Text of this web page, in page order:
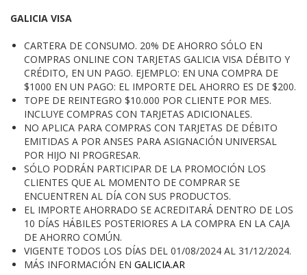
GALICIA VISA
CARTERA DE CONSUMO. 20% DE AHORRO SÓLO EN
COMPRAS ONLINE CON TARJETAS GALICIA VISA DÉBITO Y
CRÉDITO, EN UN PAGO. EJEMPLO: EN UNA COMPRA DE
$1000 EN UN PAGO: EL IMPORTE DEL AHORRO ES DE $200.
TOPE DE REINTEGRO $10.000 POR CLIENTE POR MES.
INCLUYE COMPRAS CON TARJETAS ADICIONALES.
NO APLICA PARA COMPRAS CON TARJETAS DE DÉBITO
EMITIDAS A POR ANSES PARA ASIGNACIÓN UNIVERSAL
POR HIJO NI PROGRESAR.
SÓLO PODRÁN PARTICIPAR DE LA PROMOCIÓN LOS
CLIENTES QUE AL MOMENTO DE COMPRAR SE
ENCUENTREN AL DÍA CON SUS PRODUCTOS.
EL IMPORTE AHORRADO SE ACREDITARÁ DENTRO DE LOS
10 DÍAS HÁBILES POSTERIORES A LA COMPRA EN LA CAJA
DE AHORRO COMÚN.
VIGENTE TODOS LOS DÍAS DEL 01/08/2024 AL 31/12/2024.
MÁS INFORMACIÓN EN GALICIA.AR